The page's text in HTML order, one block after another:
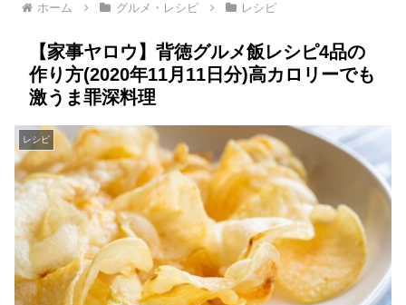
ホーム グルメ・レシピ レシピ
【家事ヤロウ】背徳グルメ飯レシピ4品の
作り方(2020年11月11日分)高カロリーでも
激うま罪深料理
レシピ